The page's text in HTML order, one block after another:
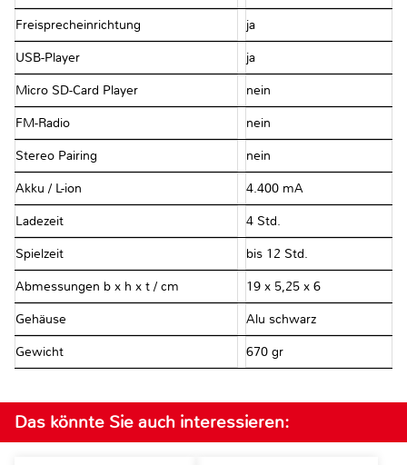
Freisprecheinrichtung ja
USB-Player ja
Micro SD-Card Player nein
FM-Radio nein
Stereo Pairing nein
Akku / L-ion 4.400 mA
Ladezeit 4 Std.
Spielzeit bis 12 Std.
Abmessungen b x h x t / cm 19 x 5,25 x 6
Gehäuse Alu schwarz
Gewicht 670 gr
Das könnte Sie auch interessieren: